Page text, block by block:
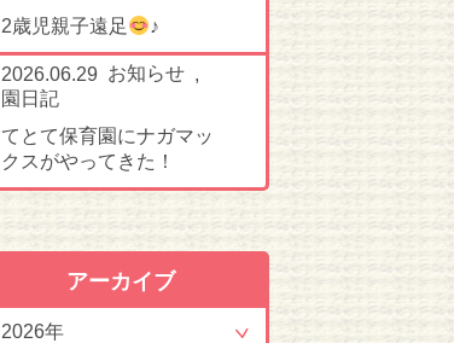
2歳児親子遠足
♪
2026.06.29 お知らせ ,
園日記
てとて保育園にナガマッ
クスがやってきた！
アーカイブ
2026年